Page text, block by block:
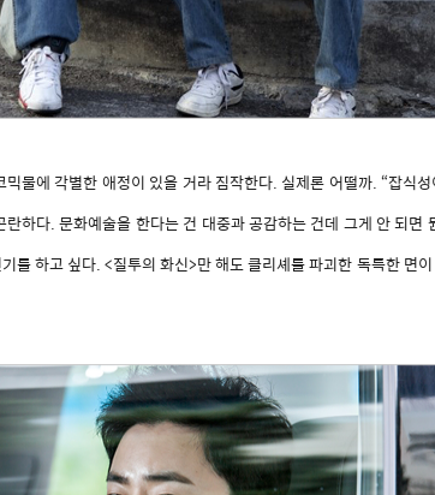
물에 각별한 애정이 있을 거라 짐작한다. 실제론 어떨까. “잡식
하다. 문화예술을 한다는 건 대중과 공감하는 건데 그게 안 되면
를 하고 싶다. <질투의 화신>만 해도 클리셰를 파괴한 독특한 면